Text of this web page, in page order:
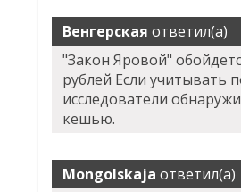
Венгерская ответил(а)
"Закон Яровой"
рублей Если учитывать
исследователи
кешью.
Mongolskaja ответил(а)